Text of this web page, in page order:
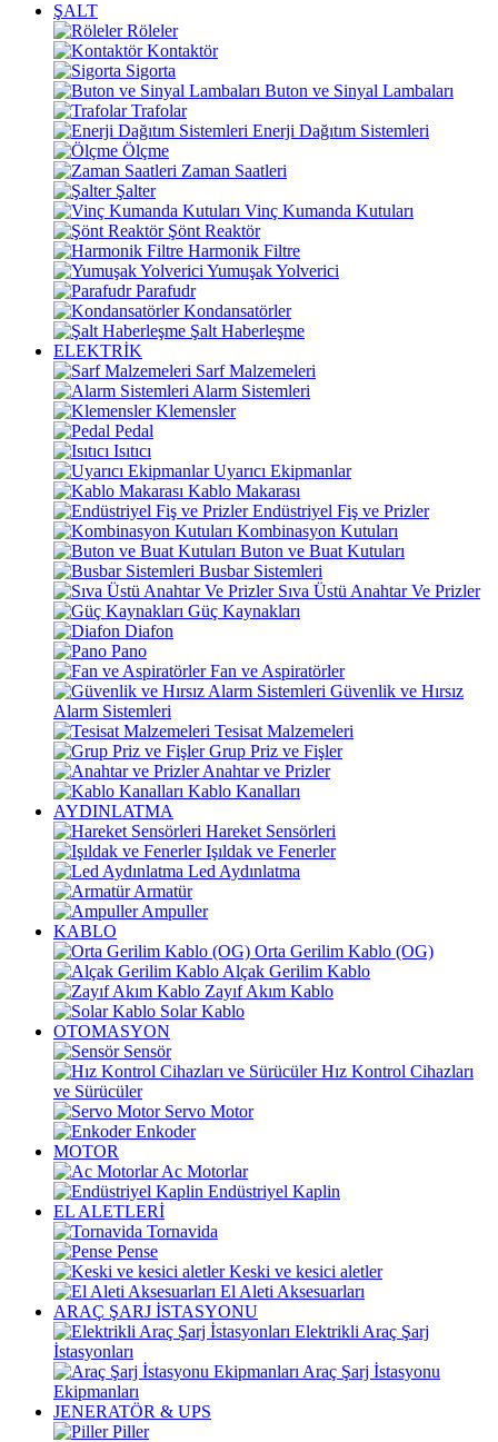
ŞALT
Röleler
Kontaktör
Sigorta
Buton ve Sinyal Lambaları
Trafolar
Enerji Dağıtım Sistemleri
Ölçme
Zaman Saatleri
Şalter
Vinç Kumanda Kutuları
Şönt Reaktör
Harmonik Filtre
Yumuşak Yolverici
Parafudr
Kondansatörler
Şalt Haberleşme
ELEKTRİK
Sarf Malzemeleri
Alarm Sistemleri
Klemensler
Pedal
Isıtıcı
Uyarıcı Ekipmanlar
Kablo Makarası
Endüstriyel Fiş ve Prizler
Kombinasyon Kutuları
Buton ve Buat Kutuları
Busbar Sistemleri
Sıva Üstü Anahtar Ve Prizler
Güç Kaynakları
Diafon
Pano
Fan ve Aspiratörler
Güvenlik ve Hırsız
Alarm Sistemleri
Tesisat Malzemeleri
Grup Priz ve Fişler
Anahtar ve Prizler
Kablo Kanalları
AYDINLATMA
Hareket Sensörleri
Işıldak ve Fenerler
Led Aydınlatma
Armatür
Ampuller
KABLO
Orta Gerilim Kablo (OG)
Alçak Gerilim Kablo
Zayıf Akım Kablo
Solar Kablo
OTOMASYON
Sensör
Hız Kontrol Cihazları
ve Sürücüler
Servo Motor
Enkoder
MOTOR
Ac Motorlar
Endüstriyel Kaplin
EL ALETLERİ
Tornavida
Pense
Keski ve kesici aletler
El Aleti Aksesuarları
ARAÇ ŞARJ İSTASYONU
Elektrikli Araç Şarj
İstasyonları
Araç Şarj İstasyonu
Ekipmanları
JENERATÖR & UPS
Piller